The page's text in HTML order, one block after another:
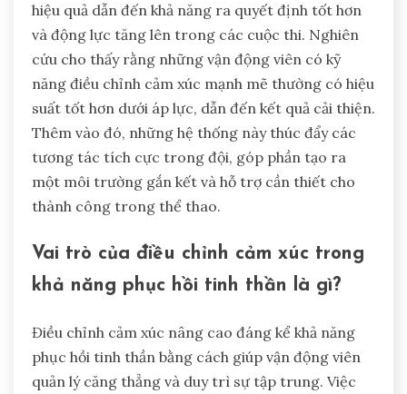
hiệu quả dẫn đến khả năng ra quyết định tốt hơn
và động lực tăng lên trong các cuộc thi. Nghiên
cứu cho thấy rằng những vận động viên có kỹ
năng điều chỉnh cảm xúc mạnh mẽ thường có hiệu
suất tốt hơn dưới áp lực, dẫn đến kết quả cải thiện.
Thêm vào đó, những hệ thống này thúc đẩy các
tương tác tích cực trong đội, góp phần tạo ra
một môi trường gắn kết và hỗ trợ cần thiết cho
thành công trong thể thao.
Vai trò của điều chỉnh cảm xúc trong
khả năng phục hồi tinh thần là gì?
Điều chỉnh cảm xúc nâng cao đáng kể khả năng
phục hồi tinh thần bằng cách giúp vận động viên
quản lý căng thẳng và duy trì sự tập trung. Việc